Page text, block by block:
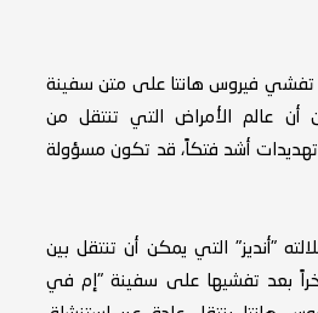
فيروس هانتا على متن سفينة
أن عالم الأمراض التي تنتقل من
تهديدات أشد فتكاً، قد تكون مسؤولة
"أنديز" التي يمكن أن تنتقل بين
بعد تفشيها على سفينة "إم في